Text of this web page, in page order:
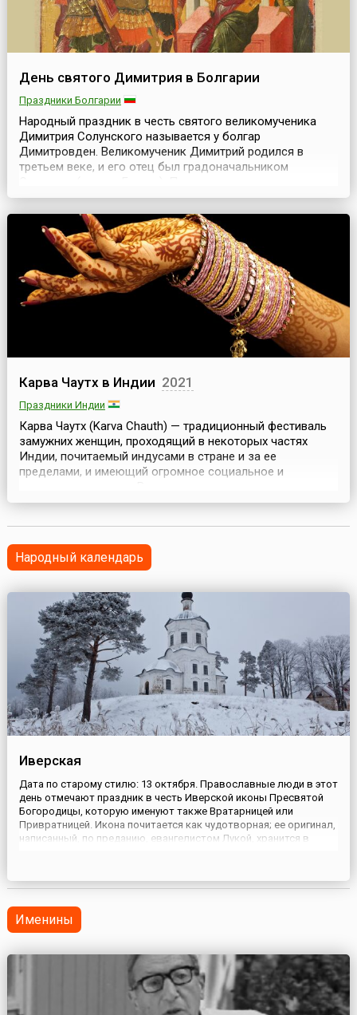
День святого Димитрия в Болгарии
Праздники Болгарии
Народный праздник в честь святого великомученика
Димитрия Солунского называется у болгар
Димитровден. Великомученик Димитрий родился в
третьем веке, и его отец был градоначальником
Максимиан Галерий передал этот пост его сыну.
Димитрий был принят жителями Солоники с большой
радостью. Будучи правителем города, он открыто
проповедовал христиан...
Карва Чаутх в Индии 2021
Праздники Индии
Карва Чаутх (Karva Chauth) — традиционный фестиваль
замужних женщин, проходящий в некоторых частях
Индии, почитаемый индусами в стране и за ее
пределами, и имеющий огромное социальное и
соблюдают пост, отказываясь от воды и еды, тем
готовность и...
Народный календарь
Иверская
Дата по старому стилю: 13 октября. Православные люди в этот
день отмечают праздник в честь Иверской иконы Пресвятой
Богородицы, которую именуют также Вратарницей или
Привратницей. Икона почитается как чудотворная; ее оригинал,
написанный, по преданию, евангелистом Лукой, хранится в
Именины